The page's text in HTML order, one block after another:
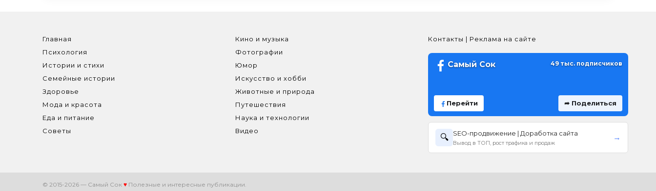
Главная
Психология
Истории и стихи
Семейные истории
Здоровье
Мода и красота
Еда и питание
Советы
Кино и музыка
Фотографии
Юмор
Искусство и хобби
Животные и природа
Путешествия
Наука и технологии
Видео
Контакты | Реклама на сайте
Самый Сок 49 тыс. подписчиков
Перейти ➦ Поделиться
🔍 SEO-продвижение | Доработка сайта
Вывод в ТОП, рост трафика и продаж
→
© 2015-2026 — Самый Сок ♥ Полезные и интересные публикации.